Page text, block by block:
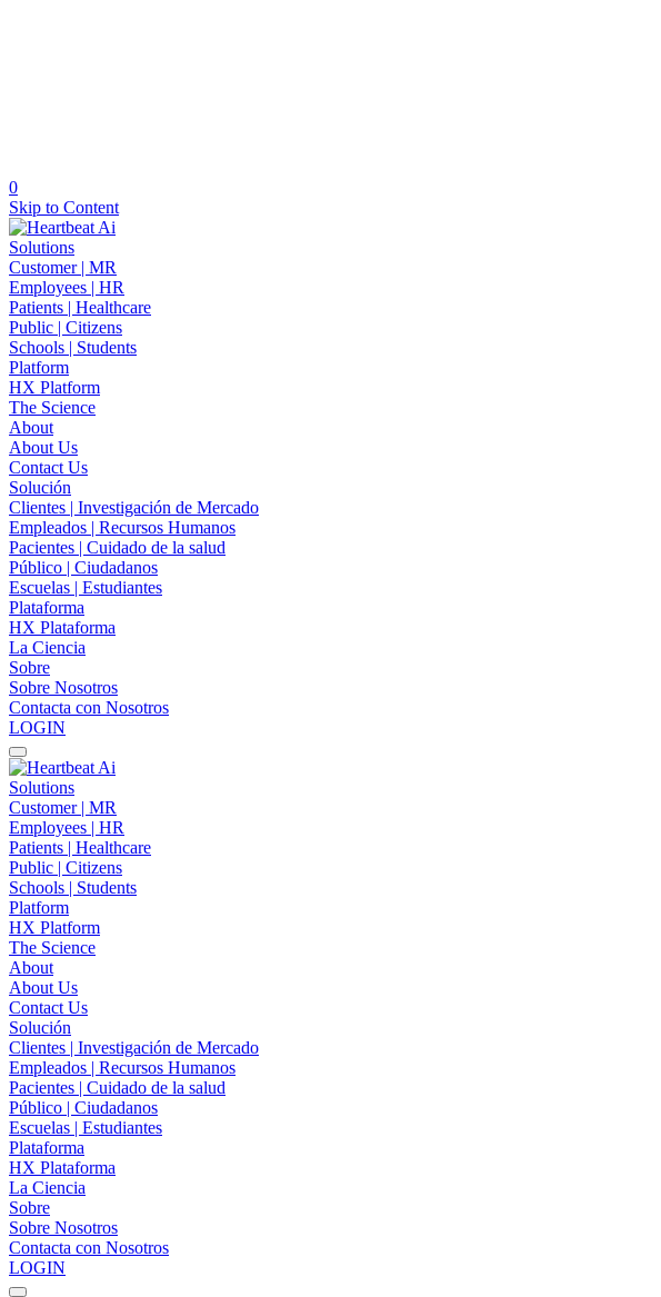
0
Skip to Content
Solutions
Customer | MR
Employees | HR
Patients | Healthcare
Public | Citizens
Schools | Students
Platform
HX Platform
The Science
About
About Us
Contact Us
Solución
Clientes | Investigación de Mercado
Empleados | Recursos Humanos
Pacientes | Cuidado de la salud
Público | Ciudadanos
Escuelas | Estudiantes
Plataforma
HX Plataforma
La Ciencia
Sobre
Sobre Nosotros
Contacta con Nosotros
LOGIN
Solutions
Customer | MR
Employees | HR
Patients | Healthcare
Public | Citizens
Schools | Students
Platform
HX Platform
The Science
About
About Us
Contact Us
Solución
Clientes | Investigación de Mercado
Empleados | Recursos Humanos
Pacientes | Cuidado de la salud
Público | Ciudadanos
Escuelas | Estudiantes
Plataforma
HX Plataforma
La Ciencia
Sobre
Sobre Nosotros
Contacta con Nosotros
LOGIN